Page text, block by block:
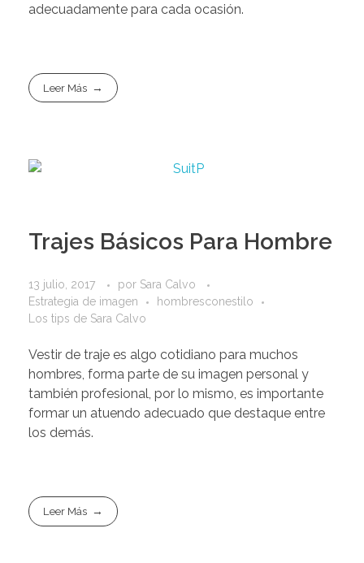
adecuadamente para cada ocasión.
Leer Más
Trajes Básicos Para Hombre
13 julio, 2017 por Sara Calvo
Estrategia de imagen
hombresconestilo
Los tips de Sara Calvo
Vestir de traje es algo cotidiano para muchos
hombres, forma parte de su imagen personal y
también profesional, por lo mismo, es importante
formar un atuendo adecuado que destaque entre
los demás.
Leer Más